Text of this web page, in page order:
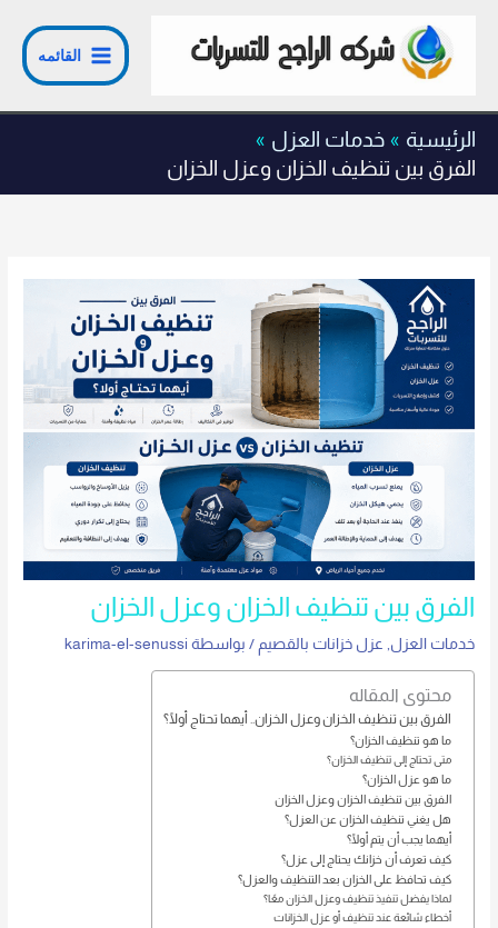
المحتوى
القائمه
الرئيسية
خدمات العزل
الفرق بين تنظيف الخزان وعزل الخزان
الفرق بين تنظيف الخزان وعزل الخزان
خدمات العزل عزل خزانات بالقصيم / بواسطة karima-el-senussi
محتوى المقاله
الفرق بين تنظيف الخزان وعزل الخزان.. أيهما تحتاج أولًا؟
ما هو تنظيف الخزان؟
متى تحتاج إلى تنظيف الخزان؟
ما هو عزل الخزان؟
الفرق بين تنظيف الخزان وعزل الخزان
هل يغني تنظيف الخزان عن العزل؟
أيهما يجب أن يتم أولًا؟
كيف تعرف أن خزانك يحتاج إلى عزل؟
كيف تحافظ على الخزان بعد التنظيف والعزل؟
لماذا يفضل تنفيذ تنظيف وعزل الخزان معًا؟
أخطاء شائعة عند تنظيف أو عزل الخزانات